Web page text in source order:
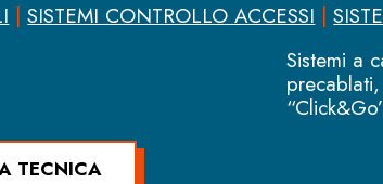
|SISTEMI CONTROLLO ACCESSI|
TECNICA
Sistemi a